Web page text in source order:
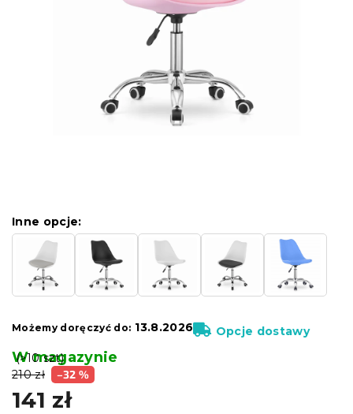
210 zł –32 %
141 zł
W magazynie
(>10 szt)
Inne opcje:
Możemy doręczyć do: 13.8.2026 Opcje dostawy